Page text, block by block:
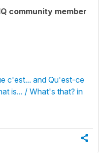
community member
c'est... and Qu'est-ce
is... / What's that? in